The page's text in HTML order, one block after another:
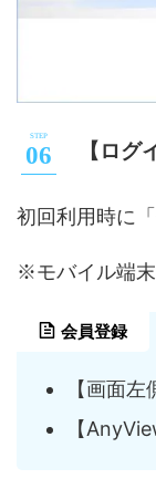
【ロ
初回利用時に
※モバイル端末
会員登録
【画面
【